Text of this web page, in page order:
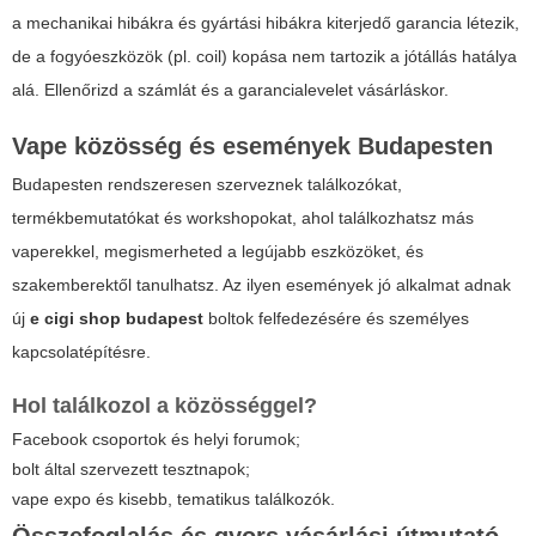
a mechanikai hibákra és gyártási hibákra kiterjedő garancia létezik,
de a fogyóeszközök (pl. coil) kopása nem tartozik a jótállás hatálya
alá. Ellenőrizd a számlát és a garancialevelet vásárláskor.
Vape közösség és események Budapesten
Budapesten rendszeresen szerveznek találkozókat,
termékbemutatókat és workshopokat, ahol találkozhatsz más
vaperekkel, megismerheted a legújabb eszközöket, és
szakemberektől tanulhatsz. Az ilyen események jó alkalmat adnak
új e cigi shop budapest boltok felfedezésére és személyes
kapcsolatépítésre.
Hol találkozol a közösséggel?
Facebook csoportok és helyi forumok;
bolt által szervezett tesztnapok;
vape expo és kisebb, tematikus találkozók.